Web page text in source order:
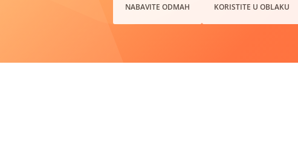
NABAVITE ODMAH KORISTITE U OBLAKU